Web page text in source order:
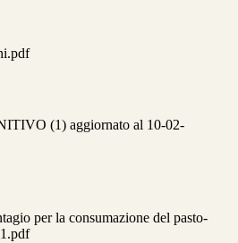
(1) aggiornato al 10-02-
per la consumazione del pasto-